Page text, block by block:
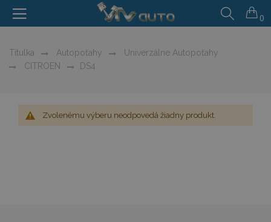
0
Titulka Autopoťahy
Univerzálne Autopoťahy
CITROEN
DS4
Zvolenému výberu neodpovedá žiadny produkt.